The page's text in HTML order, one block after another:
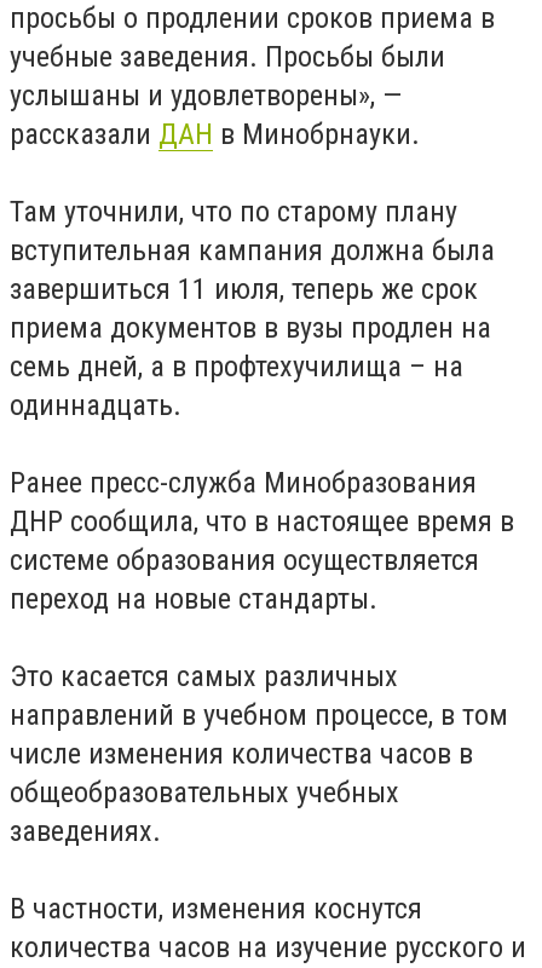
просьбы о продлении сроков приема в
учебные заведения. Просьбы были
услышаны и удовлетворены», —
рассказали ДАН в Минобрнауки.
Там уточнили, что по старому плану
вступительная кампания должна была
завершиться 11 июля, теперь же срок
приема документов в вузы продлен на
семь дней, а в профтехучилища – на
одиннадцать.
Ранее пресс-служба Минобразования
ДНР сообщила, что в настоящее время в
системе образования осуществляется
переход на новые стандарты.
Это касается самых различных
направлений в учебном процессе, в том
числе изменения количества часов в
общеобразовательных учебных
заведениях.
В частности, изменения коснутся
количества часов на изучение русского и